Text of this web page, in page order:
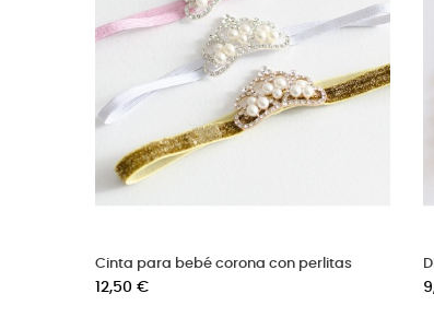
Cinta bebe beige para bautizo
Precio
12,00 € 9,90 €